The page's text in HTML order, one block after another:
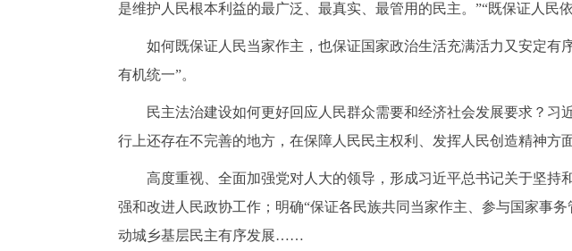
是维护人民根本利益的最广泛、最真实、最管用的民主。”“既保证人民
如何既保证人民当家作主，也保证国家政治生活充满活力又安定有
有机统一”。
民主法治建设如何更好回应人民群众需要和经济社会发展要求？习
行上还存在不完善的地方，在保障人民民主权利、发挥人民创造精神方
高度重视、全面加强党对人大的领导，形成习近平总书记关于坚持
强和改进人民政协工作；明确“保证各民族共同当家作主、参与国家事
动城乡基层民主有序发展……